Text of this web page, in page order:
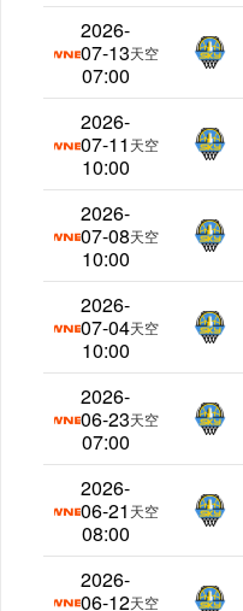
2026-
07-13
07:00
WNBA
天空
2026-
07-11
10:00
WNBA
天空
2026-
07-08
10:00
WNBA
天空
2026-
07-04
10:00
WNBA
天空
2026-
06-23
07:00
WNBA
天空
2026-
06-21
08:00
WNBA
天空
2026-
06-12WNBA
天空